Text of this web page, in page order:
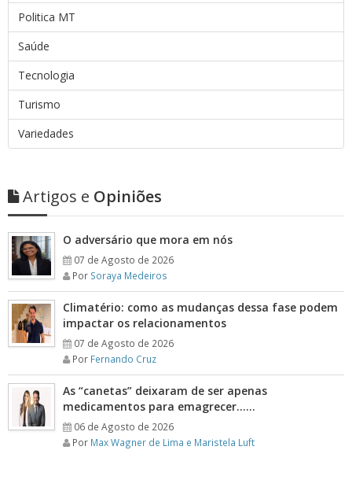
Politica MT
Saúde
Tecnologia
Turismo
Variedades
Artigos e Opiniões
O adversário que mora em nós
07 de Agosto de 2026
Por Soraya Medeiros
Climatério: como as mudanças dessa fase podem
impactar os relacionamentos
07 de Agosto de 2026
Por Fernando Cruz
As “canetas” deixaram de ser apenas
medicamentos para emagrecer……
06 de Agosto de 2026
Por Max Wagner de Lima e Maristela Luft